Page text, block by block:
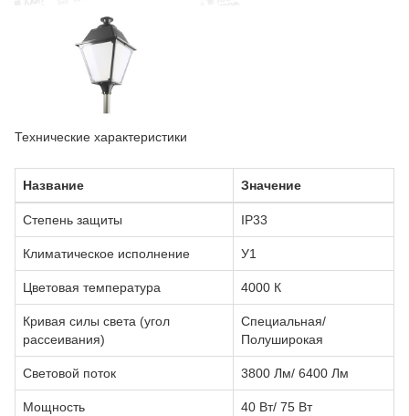
Технические характеристики
Название Значение
Степень защиты IP33
Климатическое исполнение У1
Цветовая температура 4000 К
Кривая силы света (угол
рассеивания)
Специальная/
Полуширокая
Световой поток 3800 Лм/ 6400 Лм
Мощность 40 Вт/ 75 Вт